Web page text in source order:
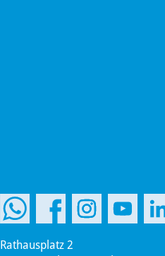
Rathausplatz 2